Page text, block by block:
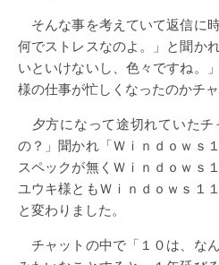
そんな事を考えていて返信に
何でストレスなのよ。」と聞か
いといけないし、色々ですね。
様の仕事が忙しくなったのかチ
夕方になって途切れていたチ
の？」聞かれ「Ｗｉｎｄｏｗｓ
スペックが無くＷｉｎｄｏｗｓ
ユウキ様ともＷｉｎｄｏｗｓ１
と変わりました。
チャットの中で「１０は、な